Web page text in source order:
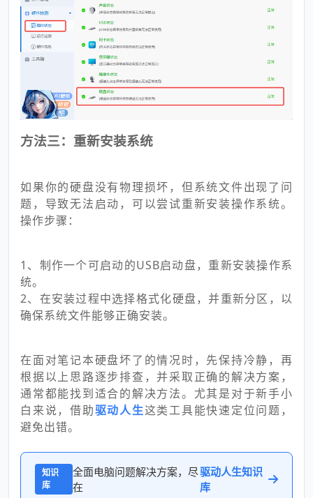
方法三：重新安装系统
如果你的硬盘没有物理损坏，但系统文件出现了问
题，导致无法启动，可以尝试重新安装操作系统。
操作步骤：
1、制作一个可启动的USB启动盘，重新安装操作系
统。
2、在安装过程中选择格式化硬盘，并重新分区，以
确保系统文件能够正确安装。
在面对笔记本硬盘坏了的情况时，先保持冷静，再
根据以上思路逐步排查，并采取正确的解决方案，
通常都能找到适合的解决方法。尤其是对于新手小
白来说，借助驱动人生这类工具能快速定位问题，
避免出错。
知识
库
全面电脑问题解决方案，尽
在
驱动人生知识
库